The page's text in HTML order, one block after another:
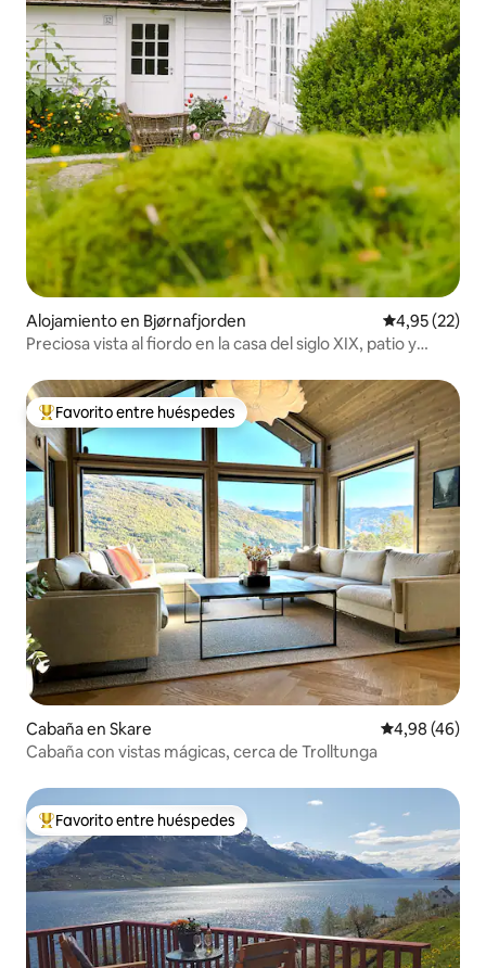
Alojamiento en Bjørnafjorden Calificación
4,95 (22)
Preciosa vista al fiordo en la casa del siglo XIX, patio y
Favorito entre los huéspedes más destacados
Favorito entre huéspedes
Cabaña en Skare Calificación
4,98 (46)
Cabaña con vistas mágicas, cerca de Trolltunga
Favorito entre los huéspedes más destacados
Favorito entre huéspedes